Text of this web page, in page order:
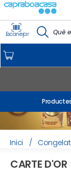
Comandes
Els meus
Llistes
INFORMACIÓ
Escanejar
Inici /
CARTE D'OR